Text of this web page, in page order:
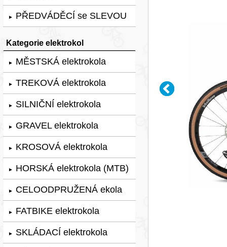
► PŘEDVÁDĚCÍ se SLEVOU
Kategorie elektrokol
► MĚSTSKÁ elektrokola
► TREKOVÁ elektrokola
► SILNIČNÍ elektrokola
► GRAVEL elektrokola
► KROSOVÁ elektrokola
► HORSKÁ elektrokola (MTB)
► CELOODPRUŽENÁ ekola
► FATBIKE elektrokola
► SKLÁDACÍ elektrokola